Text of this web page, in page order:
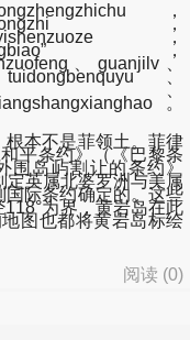
，
，
，
，
、guanjilv、
、
、
。
本不是菲领土。菲律
平条约》（《巴黎条
围岛屿割让的条约》
英属北婆罗洲与美属
际条约确定的。这些
为界，黄岩岛在此
图也都将黄岩岛标绘
阅读 (0)